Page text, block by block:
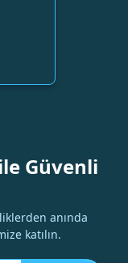
Güvenli
anında
katılın.